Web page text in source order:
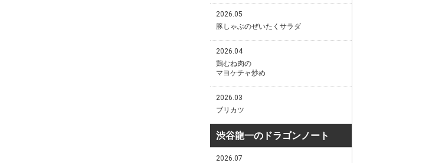
2026.05
豚しゃぶのぜいたくサラダ
2026.04
鶏むね肉の
マヨケチャ炒め
2026.03
ブリカツ
渋谷龍一のドラゴンノート
2026.07